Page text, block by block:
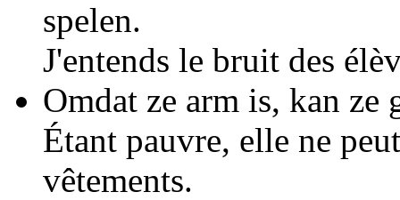
spelen.
J'entends le bruit des
Omdat ze arm is, kan ze
Étant pauvre, elle ne
vêtements.